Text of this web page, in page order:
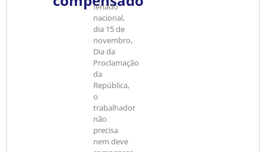
feriado
nacional,
dia 15 de
novembro,
Dia da
Proclamação
da
República,
o
trabalhador
não
precisa
nem deve